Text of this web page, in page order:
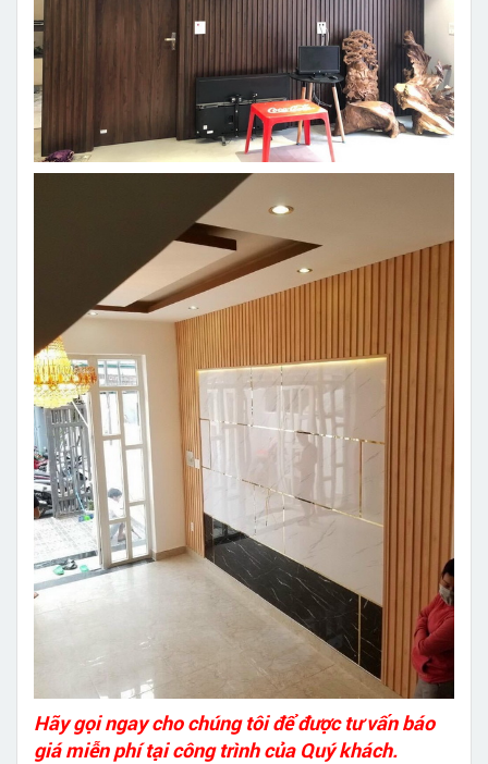
Hãy gọi ngay cho chúng tôi để được tư vấn báo
giá miễn phí tại công trình của Quý khách.